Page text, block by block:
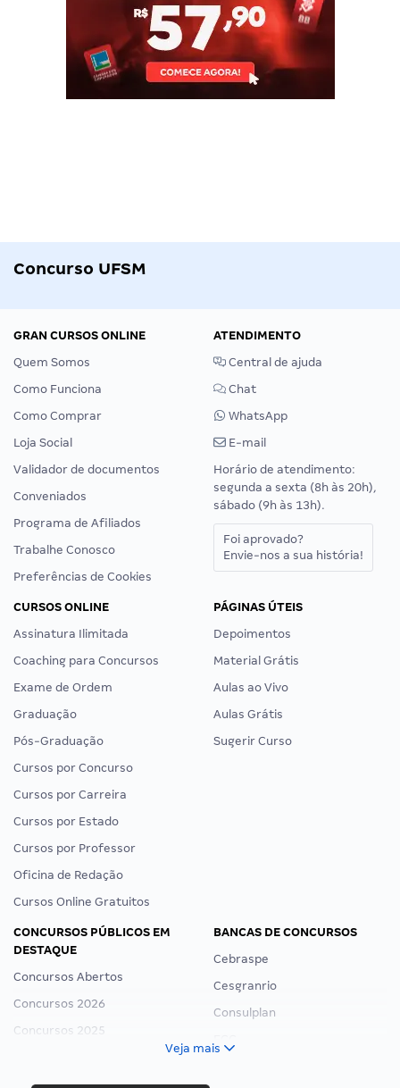
Concurso UFSM
GRAN CURSOS ONLINE
Quem Somos
Como Funciona
Como Comprar
Loja Social
Validador de documentos
Conveniados
Programa de Afiliados
Trabalhe Conosco
Preferências de Cookies
ATENDIMENTO
Central de ajuda
Chat
WhatsApp
E-mail
Horário de atendimento:
segunda a sexta (8h às 20h),
sábado (9h às 13h).
Foi aprovado?
Envie-nos a sua história!
CURSOS ONLINE
Assinatura Ilimitada
Coaching para Concursos
Exame de Ordem
Graduação
Pós-Graduação
Cursos por Concurso
Cursos por Carreira
Cursos por Estado
Cursos por Professor
Oficina de Redação
Cursos Online Gratuitos
PÁGINAS ÚTEIS
Depoimentos
Material Grátis
Aulas ao Vivo
Aulas Grátis
Sugerir Curso
CONCURSOS PÚBLICOS EM
DESTAQUE
Concursos Abertos
Concursos 2026
Concursos 2025
Concurso Ibama
BANCAS DE CONCURSOS
Cebraspe
Cesgranrio
Consulplan
Veja mais